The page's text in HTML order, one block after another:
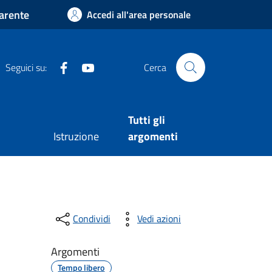
Accedi all'area personale
Seguici su: Facebook Cerca
Istruzione
Tutti gli
argomenti
Condividi Vedi azioni
Argomenti
Tempo libero